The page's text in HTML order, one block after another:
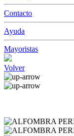
Contacto
Ayuda
Mayoristas
Volver